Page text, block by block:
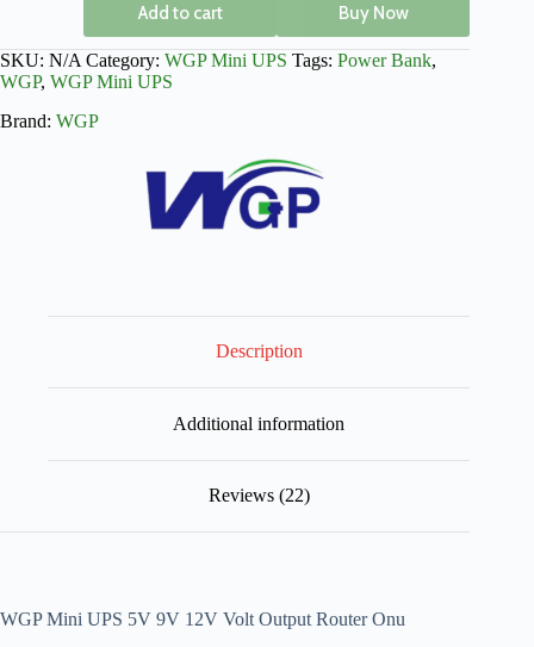
Add to cart Buy Now
SKU: N/A Category: WGP Mini UPS Tags: Power Bank,
WGP, WGP Mini UPS
Brand: WGP
Description
Additional information
Reviews (22)
WGP Mini UPS 5V 9V 12V Volt Output Router Onu